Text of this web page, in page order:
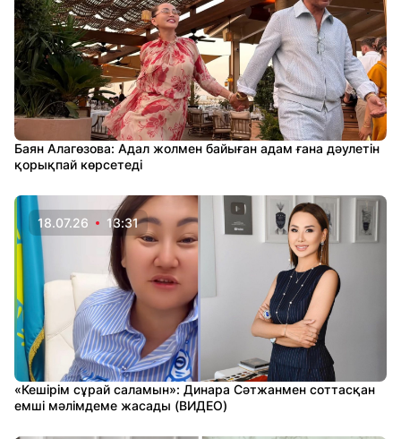
Баян Алагөзова: Адал жолмен байыған адам ғана дәулетін
қорықпай көрсетеді
18.07.26 13:31
«Кешірім сұрай саламын»: Динара Сәтжанмен соттасқан
емші мәлімдеме жасады (ВИДЕО)